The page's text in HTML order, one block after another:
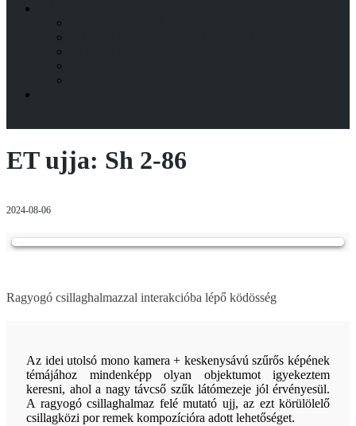
ET ujja: Sh 2-86
2024-08-06
Ragyogó csillaghalmazzal interakcióba lépő ködösség
Az idei utolsó mono kamera + keskenysávú szűrős képének
témájához mindenképp olyan objektumot igyekeztem
keresni, ahol a nagy távcső szűk látómezeje jól érvényesül.
A ragyogó csillaghalmaz felé mutató ujj, az ezt körülölelő
csillagközi por remek kompozícióra adott lehetőséget.